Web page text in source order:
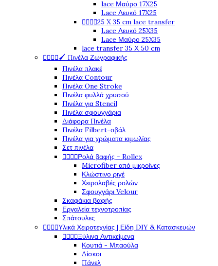
lace Μαύρο 17X25
Lace Λευκό 17X25
25 X 35 cm lace transfer
Lace Λευκό 25X35
Lace Μαύρο 25X35
lace transfer 35 Χ 50 cm
🖌️ Πινέλα Ζωγραφικής
Πινέλα πλακέ
Πινέλα Contour
Πινέλα One Stroke
Πινέλα φυλλά χρυσού
Πινέλα για Stencil
Πινέλα σφουγγάρια
Διάφορα Πινέλα
Πινέλα Filbert-οβάλ
Πινέλα για χρώματα κιμωλίας
Σετ πινέλα
Ρολά βαφής - Rollex
Microfiber από μικροίνες
Κλώστινο ριγέ
Χειρολαβές ρολών
Σφουγγάρι Velour
Σκαφάκια βαφής
Εργαλεία τεχνοτροπίας
Σπάτουλες
Υλικά Χειροτεχνίας | Είδη DIY & Κατασκευών
Ξύλινα Αντικείμενα
Κουτιά - Μπαούλα
Δίσκοι
Πάνελ